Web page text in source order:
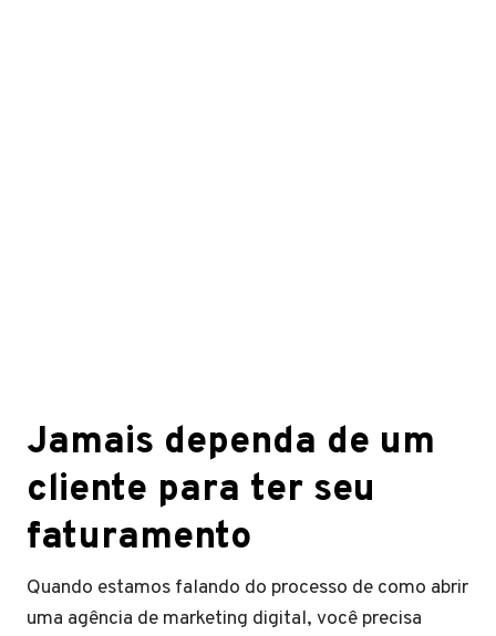
Jamais dependa de um
cliente para ter seu
faturamento
Quando estamos falando do processo de como abrir
uma agência de marketing digital, você precisa